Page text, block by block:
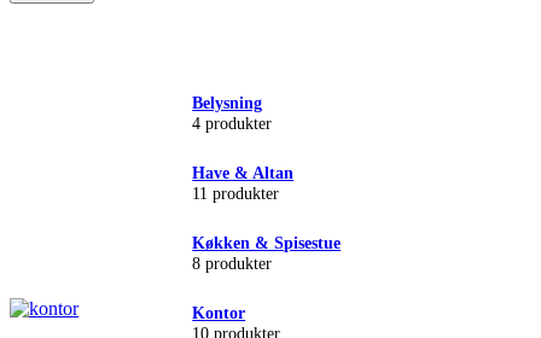
Belysning
4 produkter
Have & Altan
11 produkter
Køkken & Spisestue
8 produkter
Kontor
10 produkter